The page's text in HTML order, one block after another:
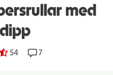
med
54
röstatReceptet har 7
7